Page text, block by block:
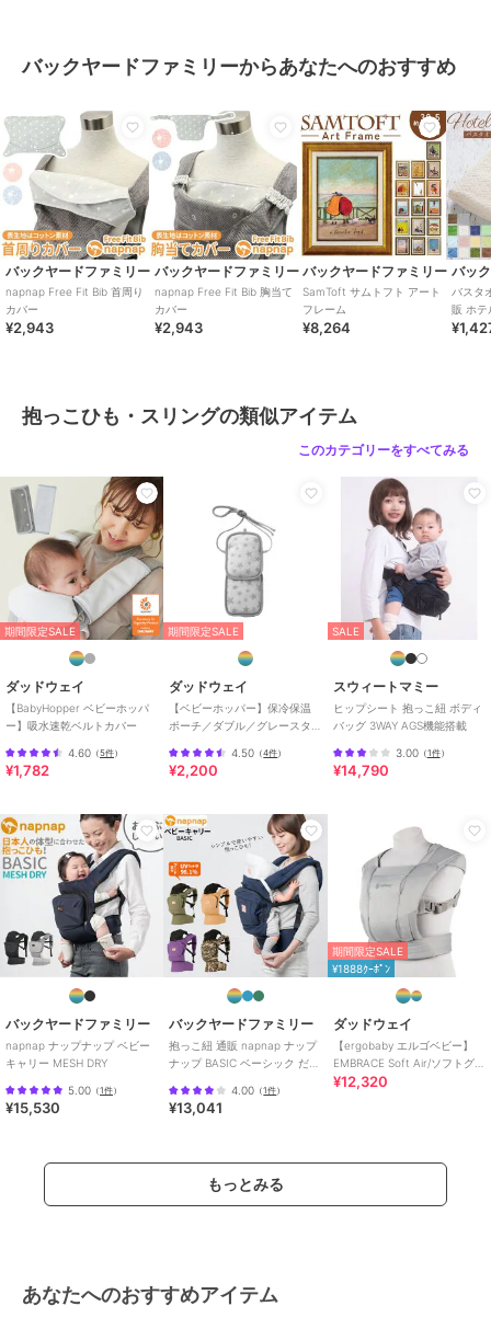
っこひも 抱っこ紐用 free fit bib よだれパッド カバー 男の子 女の子
ブランド バックヤードファミリー
ショップ バックヤードファミリー
商品カテゴリ ベビー用品・おもちゃ ／抱っこ
ひも・スリング
カラー ピンク、グレー/星、ブルー
サイズ よだれカバー
バックヤードファミリーからあなたへのおすすめ
バックヤードファミリー
napnap Free Fit Bib 首周り
カバー
¥2,943
バックヤードファミリー
napnap Free Fit Bib 胸当て
カバー
¥2,943
バックヤードファミリー
SamToft サムトフト アート
フレーム
¥8,264
バッ
バスタ
販 ホテ
タイプ
抱っこひも・スリングの類似アイテム
このカテゴリーをすべてみる
期間限定SALE
ダッドウェイ
【BabyHopper ベビーホッパ
ー】吸水速乾ベルトカバー
4.60 （5件）
¥1,782
期間限定SALE
ダッドウェイ
【ベビーホッパー】保冷保温
ポーチ／ダブル／グレースタ
4.50 （4件）
¥2,200
SALE
スウィートマミー
ヒップシート 抱っこ紐 ボディ
バッグ 3WAY AGS機能搭載
3.00（1件）
¥14,790
バックヤードファミリー
napnap ナップナップ ベビー
キャリー MESH DRY
5.00 （1件）
¥15,530
バックヤードファミリー
抱っこ紐 通販 napnap ナップ
ナップ BASIC ベーシック だっ
4.00 （1件）
¥13,041
期間限定SALE
¥1888ｸｰﾎﾟﾝ
ダッドウェイ
【ergobaby エルゴベビー】
EMBRACE Soft Air/ソフトグレ
ー
¥12,320
もっとみる
あなたへのおすすめアイテム